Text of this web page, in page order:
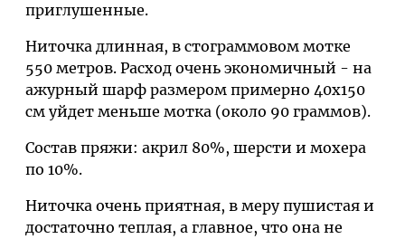
приглушенные.
Ниточка длинная, в стограммовом мотке
550 метров. Расход очень экономичный - на
ажурный шарф размером примерно 40х150
см уйдет меньше мотка (около 90 граммов).
Состав пряжи: акрил 80%, шерсти и мохера
по 10%.
Ниточка очень приятная, в меру пушистая и
достаточно теплая, а главное, что она не